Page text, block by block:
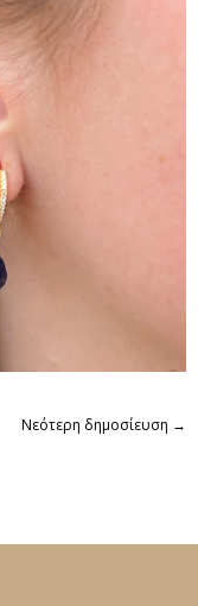
Νεότερη δημοσίευση →